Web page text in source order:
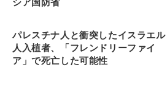
パレスチナ人と衝突したイスラエル
人入植者、「フレンドリーファイ
ア」で死亡した可能性